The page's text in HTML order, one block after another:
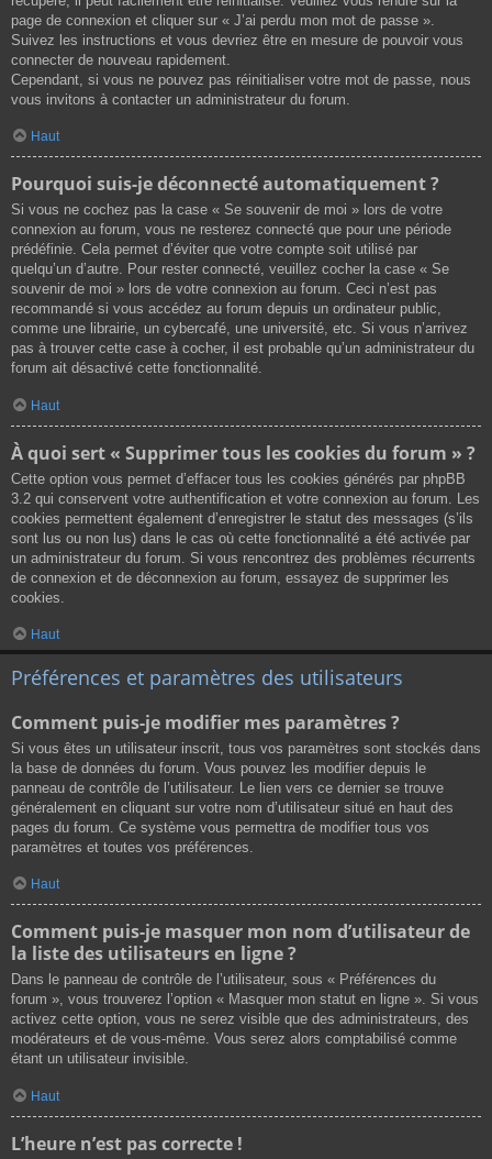
page de connexion et cliquer sur « J’ai perdu mon mot de passe ».
Suivez les instructions et vous devriez être en mesure de pouvoir vous
connecter de nouveau rapidement.
Cependant, si vous ne pouvez pas réinitialiser votre mot de passe, nous
vous invitons à contacter un administrateur du forum.
Haut
Pourquoi suis-je déconnecté automatiquement ?
Si vous ne cochez pas la case « Se souvenir de moi » lors de votre
connexion au forum, vous ne resterez connecté que pour une période
prédéfinie. Cela permet d’éviter que votre compte soit utilisé par
quelqu’un d’autre. Pour rester connecté, veuillez cocher la case « Se
souvenir de moi » lors de votre connexion au forum. Ceci n’est pas
recommandé si vous accédez au forum depuis un ordinateur public,
comme une librairie, un cybercafé, une université, etc. Si vous n’arrivez
pas à trouver cette case à cocher, il est probable qu’un administrateur du
forum ait désactivé cette fonctionnalité.
Haut
À quoi sert « Supprimer tous les cookies du forum » ?
Cette option vous permet d’effacer tous les cookies générés par phpBB
3.2 qui conservent votre authentification et votre connexion au forum. Les
cookies permettent également d’enregistrer le statut des messages (s’ils
sont lus ou non lus) dans le cas où cette fonctionnalité a été activée par
un administrateur du forum. Si vous rencontrez des problèmes récurrents
de connexion et de déconnexion au forum, essayez de supprimer les
cookies.
Haut
Préférences et paramètres des utilisateurs
Comment puis-je modifier mes paramètres ?
Si vous êtes un utilisateur inscrit, tous vos paramètres sont stockés dans
la base de données du forum. Vous pouvez les modifier depuis le
panneau de contrôle de l’utilisateur. Le lien vers ce dernier se trouve
généralement en cliquant sur votre nom d’utilisateur situé en haut des
pages du forum. Ce système vous permettra de modifier tous vos
paramètres et toutes vos préférences.
Haut
Comment puis-je masquer mon nom d’utilisateur de
la liste des utilisateurs en ligne ?
Dans le panneau de contrôle de l’utilisateur, sous « Préférences du
forum », vous trouverez l’option « Masquer mon statut en ligne ». Si vous
activez cette option, vous ne serez visible que des administrateurs, des
modérateurs et de vous-même. Vous serez alors comptabilisé comme
étant un utilisateur invisible.
Haut
L’heure n’est pas correcte !